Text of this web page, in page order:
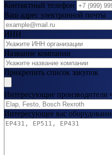
Контактный телефон
Ваш адрес электронной почты
ИНН
Название компании
Прикрепить список закупок
Интересующие производители
Интересующее вас